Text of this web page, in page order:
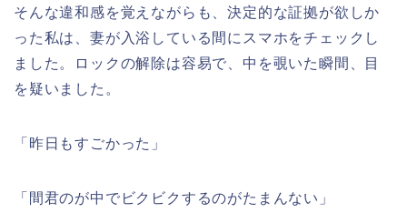
そんな違和感を覚えながらも、決定的な証拠が欲しか
った私は、妻が入浴している間にスマホをチェックし
ました。ロックの解除は容易で、中を覗いた瞬間、目
を疑いました。
「昨日もすごかった」
「間君のが中でビクビクするのがたまんない」